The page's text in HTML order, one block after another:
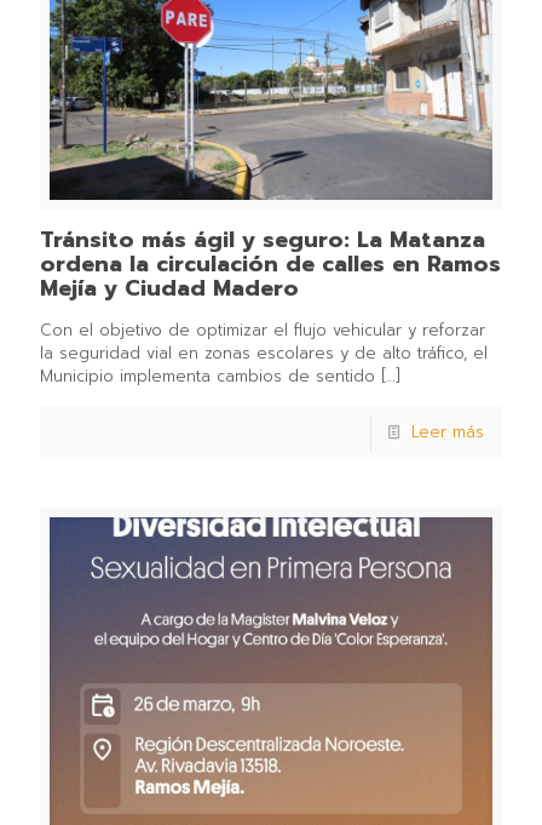
Tránsito más ágil y seguro: La Matanza
ordena la circulación de calles en Ramos
Mejía y Ciudad Madero
Con el objetivo de optimizar el flujo vehicular y reforzar
la seguridad vial en zonas escolares y de alto tráfico, el
Municipio implementa cambios de sentido […]
Leer más